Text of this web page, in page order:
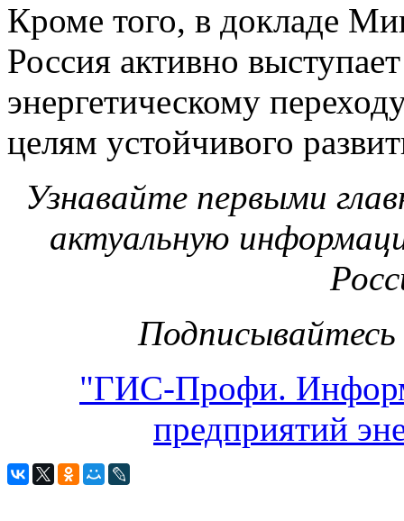
Кроме того, в докладе
Россия активно
энергетическому
целям устойчивого
Узнавайте первыми
актуальную
Подписывайтесь
"ГИС-Профи.
предприятий